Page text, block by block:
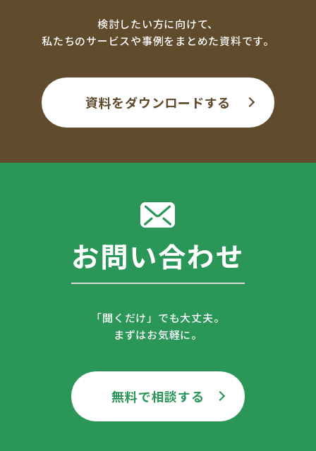
検討したい方に向けて、
私たちのサービスや事例をまとめた資料です。
資料をダウンロードする
お問い合わせ
「聞くだけ」でも大丈夫。
まずはお気軽に。
無料で相談する